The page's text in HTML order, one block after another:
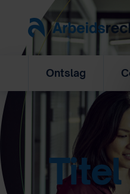
inhoud
Ontslag
Titel